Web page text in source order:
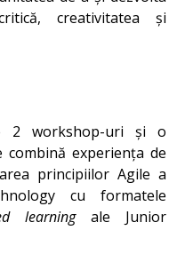
creativitatea și
2 workshop-uri și o
combină experiența de
principiilor Agile a
cu formatele
learningale Junior